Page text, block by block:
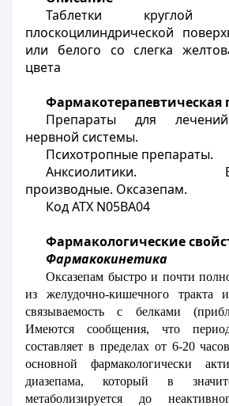
Таблетки
плоскоцилиндрической
или белого со слегка
цвета
Фармакотерапевтическая
Препараты для
нервной системы.
Психотропные препараты.
Анксиолитики.
производные. Оксазепам.
Код АТХ N05BA04
Фармакологические
Фармакокинетика
Оксазепам быстро и почти
из желудочно-кишечного тракта
связываемость с белками
Имеются сообщения, что
составляет в пределах от 6-20
основной фармакологически
диазепама, который в
метаболизируется до